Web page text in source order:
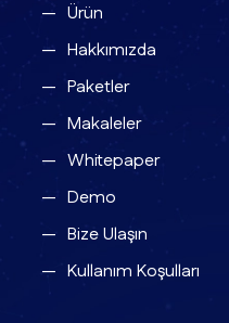
Ürün
Hakkımızda
Paketler
Makaleler
Whitepaper
Demo
Bize Ulaşın
Kullanım Koşulları